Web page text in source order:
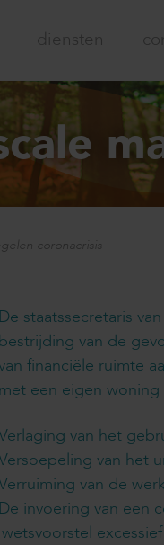
diensten
coronacrisis
De staatssecretaris
bestrijding van de
financiële ruimte
met een eigen
van het
van het
van de
De invoering van een